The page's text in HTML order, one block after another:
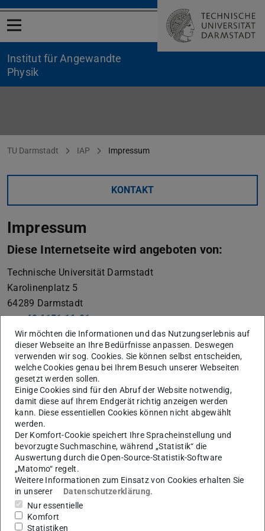
Menü öffnen
Institut für Angewandte
Physik
Sie befinden sich hier:
TU Darmstadt IAP Impressum
KONTAKT
Impressum
Diese Internetseite wird angeboten von:
Technische Universität Darmstadt
Karolinenplatz 5
64289 Darmstadt
+49 6151 16-01
vertreten durch die Präsidentin der Technischen
Universität Darmstadt, Prof. Dr. Tanja Brühl
Die Technische Universität Darmstadt ist eine
rechtsfähige Körperschaft des öffentlichen Rechts gemäß
§ 1 Abs. 1 i.V.m. § 2 Abs. 1 Nr. 1 HHG (Hessisches
Hochschulgesetz vom 14. Dezember 2009, GVBl. I S.
666). Seit dem In-Kraft-Treten des TU Darmstadt-Gesetzes
(Gesetz zur organisatorischen Fortentwicklung der
Technischen Universität Darmstadt vom 05. Dezember
2004, GVBl. I S. 382, in der Fassung vom 14. Dezember
2009, GVBl. I S. 699) ist sie autonome Universität des
Landes Hessen.
Wir möchten die Informationen und das Nutzungserlebnis auf
dieser Webseite an Ihre Bedürfnisse anpassen. Deswegen
verwenden wir sog. Cookies. Sie können selbst entscheiden,
welche Cookies genau bei Ihrem Besuch unserer Webseiten
gesetzt werden sollen.
Einige Cookies sind für den Abruf der Website notwendig,
damit diese auf Ihrem Endgerät richtig anzeigen werden
kann. Diese essentiellen Cookies können nicht abgewählt
werden.
Der Komfort-Cookie speichert Ihre Spracheinstellung und
bevorzugte Suchmaschine, während „Statistik“ die
Auswertung durch die Open-Source-Statistik-Software
„Matomo“ regelt.
Weitere Informationen zum Einsatz von Cookies erhalten Sie
in unserer
Datenschutzerklärung.
Nur essentielle
Komfort
Statistiken